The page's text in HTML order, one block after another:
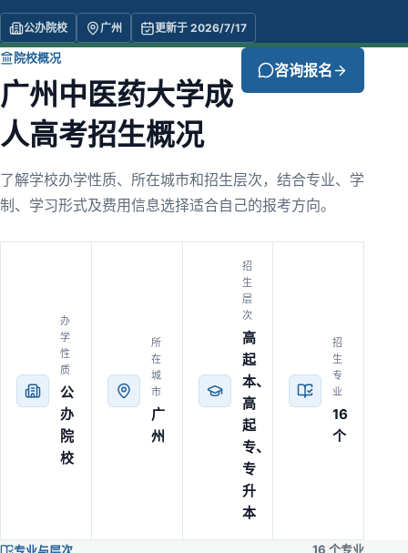
公办院校 广州 更新于 2026/7/17
院校概况
广州中医药大学成
人高考招生概况
咨询报名
了解学校办学性质、所在城市和招生层次，结合专业、学
制、学习形式及费用信息选择适合自己的报考方向。
办
学
性
质
公
办
院
校
所
在
城
市
广
州
招
生
层
次
高
起
本、
高
起
专、
专
升
本
招
生
专
业
16
个
16 个专业